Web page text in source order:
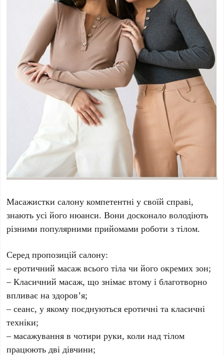
Масажистки салону компетентні у своїй справі,
знають усі його нюанси. Вони досконало володіють
різними популярними прийомами роботи з тілом.
Серед пропозицій салону:
– еротичний масаж всього тіла чи його окремих зон;
– Класичний масаж, що знімає втому і благотворно
впливає на здоров’я;
– сеанс, у якому поєднуються еротичні та класичні
техніки;
– масажування в чотири руки, коли над тілом
працюють дві дівчини;